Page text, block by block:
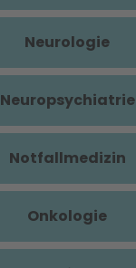
Neurologie
Neuropsychiatrie
Notfallmedizin
Onkologie